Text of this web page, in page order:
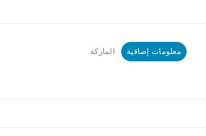
معلومات إضافية الماركة